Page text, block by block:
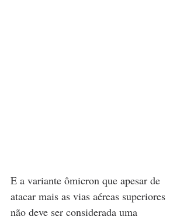
E a variante ômicron que apesar de
atacar mais as vias aéreas superiores
não deve ser considerada uma